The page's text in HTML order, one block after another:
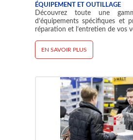
ÉQUIPEMENT ET OUTILLAGE
Découvrez toute une
d’équipements spécifiques et
réparation et l’entretien de vos
EN SAVOIR PLUS